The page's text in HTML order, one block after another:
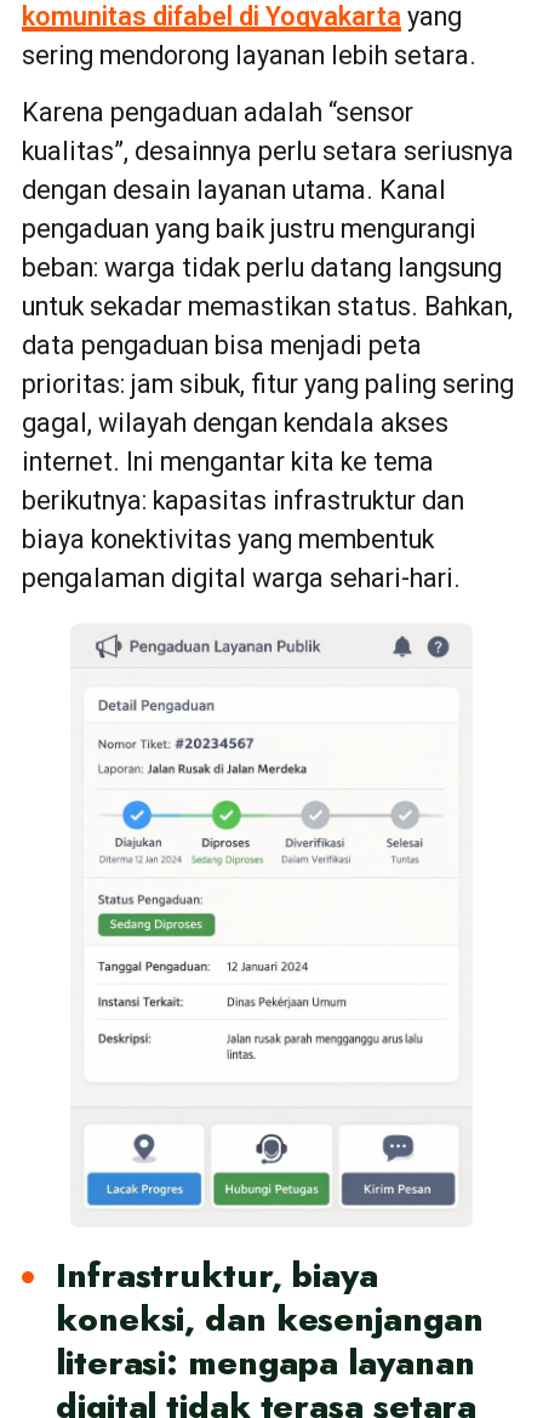
komunitas difabel di Yogyakarta yang
sering mendorong layanan lebih setara.
Karena pengaduan adalah “sensor
kualitas”, desainnya perlu setara seriusnya
dengan desain layanan utama. Kanal
pengaduan yang baik justru mengurangi
beban: warga tidak perlu datang langsung
untuk sekadar memastikan status. Bahkan,
data pengaduan bisa menjadi peta
prioritas: jam sibuk, fitur yang paling sering
gagal, wilayah dengan kendala akses
internet. Ini mengantar kita ke tema
berikutnya: kapasitas infrastruktur dan
biaya konektivitas yang membentuk
pengalaman digital warga sehari-hari.
Infrastruktur, biaya
koneksi, dan kesenjangan
literasi: mengapa layanan
digital tidak terasa setara